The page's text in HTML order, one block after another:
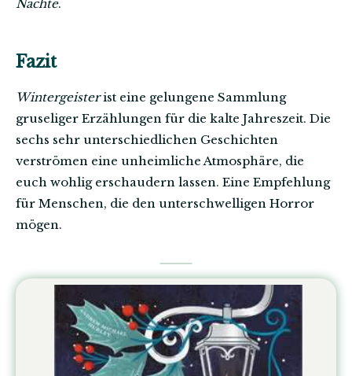
Nächte.
Fazit
Wintergeisterist eine gelungene Sammlung
gruseliger Erzählungen für die kalte Jahreszeit. Die
sechs sehr unterschiedlichen Geschichten
verströmen eine unheimliche Atmosphäre, die
euch wohlig erschaudern lassen. Eine Empfehlung
für Menschen, die den unterschwelligen Horror
mögen.